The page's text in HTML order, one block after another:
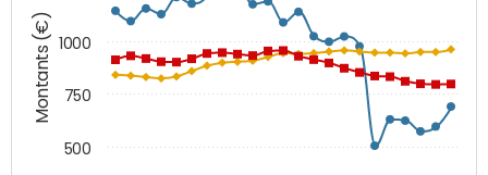
Montants (€)
500
750
1000